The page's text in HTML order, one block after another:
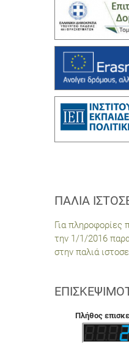
ΠΑΛΙΆ
Για πληροφορίες
την 1/1/2016
στην παλιά
Πλήθος